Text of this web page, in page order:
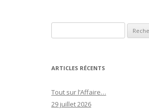
ARTICLES RÉCENTS
Tout sur l’Affaire…
29 juillet 2026